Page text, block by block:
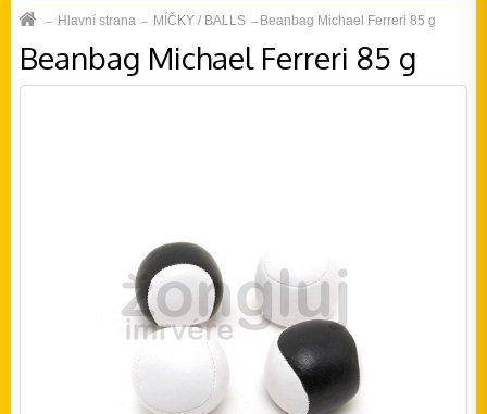
Hlavní strana MÍČKY / BALLS Beanbag Michael Ferreri 85 g
Beanbag Michael Ferreri 85 g